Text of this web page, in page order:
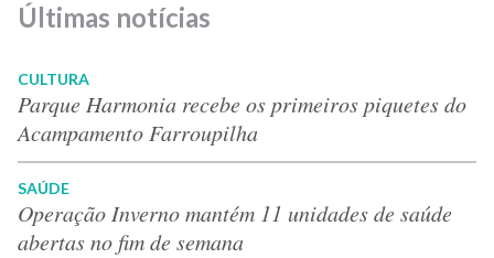
Últimas notícias
CULTURA
Parque Harmonia recebe os primeiros piquetes do
Acampamento Farroupilha
SAÚDE
Operação Inverno mantém 11 unidades de saúde
abertas no fim de semana